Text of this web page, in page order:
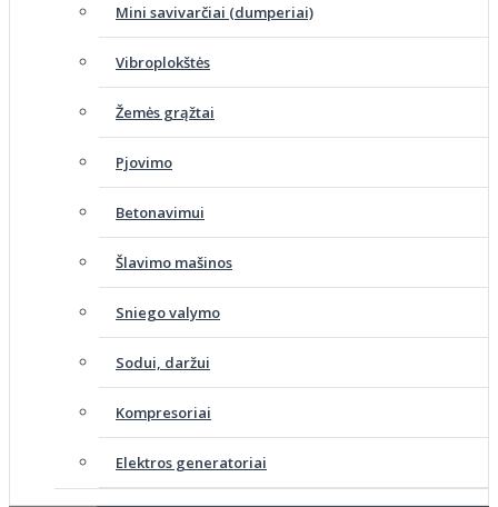
Mini savivarčiai (dumperiai)
Vibroplokštės
Žemės grąžtai
Pjovimo
Betonavimui
Šlavimo mašinos
Sniego valymo
Sodui, daržui
Kompresoriai
Elektros generatoriai